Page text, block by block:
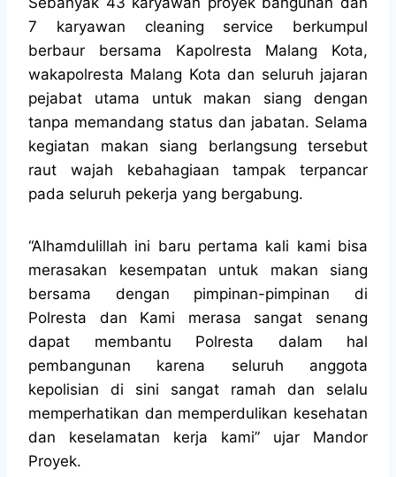
7 karyawan cleaning service berkumpul
berbaur bersama Kapolresta Malang Kota,
wakapolresta Malang Kota dan seluruh jajaran
pejabat utama untuk makan siang dengan
tanpa memandang status dan jabatan. Selama
kegiatan makan siang berlangsung tersebut
raut wajah kebahagiaan tampak terpancar
pada seluruh pekerja yang bergabung.
“Alhamdulillah ini baru pertama kali kami bisa
merasakan kesempatan untuk makan siang
bersama dengan pimpinan-pimpinan di
Polresta dan Kami merasa sangat senang
dapat membantu Polresta dalam hal
pembangunan karena seluruh anggota
kepolisian di sini sangat ramah dan selalu
memperhatikan dan memperdulikan kesehatan
dan keselamatan kerja kami” ujar Mandor
Proyek.